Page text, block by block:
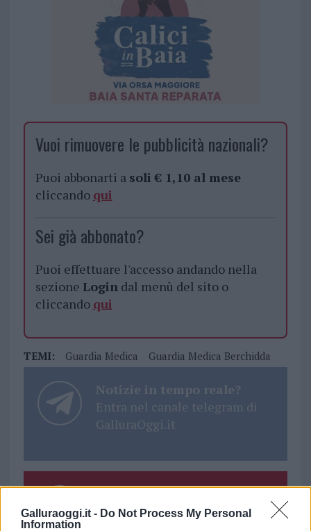
Galluraoggi.it - Do Not Process My Personal
Information
Vuoi rimuovere le pubblicità nazionali?
Puoi abbonarti a soli € 1,10 al mese
cliccando qui
Sei già abbonato?
Puoi effettuare l'accesso andando nella
sezione Logindal menù del sito o
cliccando qui
TEMI: Guardia Medica Guardia Medica Berchidda
Notizie in tempo reale?
Entra nel canale telegram di
GalluraOggi.it
i tuoi video e le tue foto